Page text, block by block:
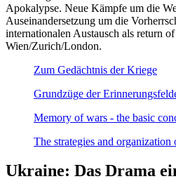
Apokalypse. Neue Kämpfe um die
Auseinandersetzung um die
internationalen Austausch als return
Wien/Zurich/London.
Zum Gedächtnis der Kriege
Grundzüge der
Memory of wars - the basic
The strategies and
Ukraine: Das Drama